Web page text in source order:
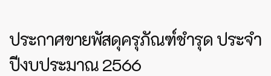
ประกาศขายพัสดุครุภัณฑ์ชำรุด ประจำ
ปีงบประมาณ 2566